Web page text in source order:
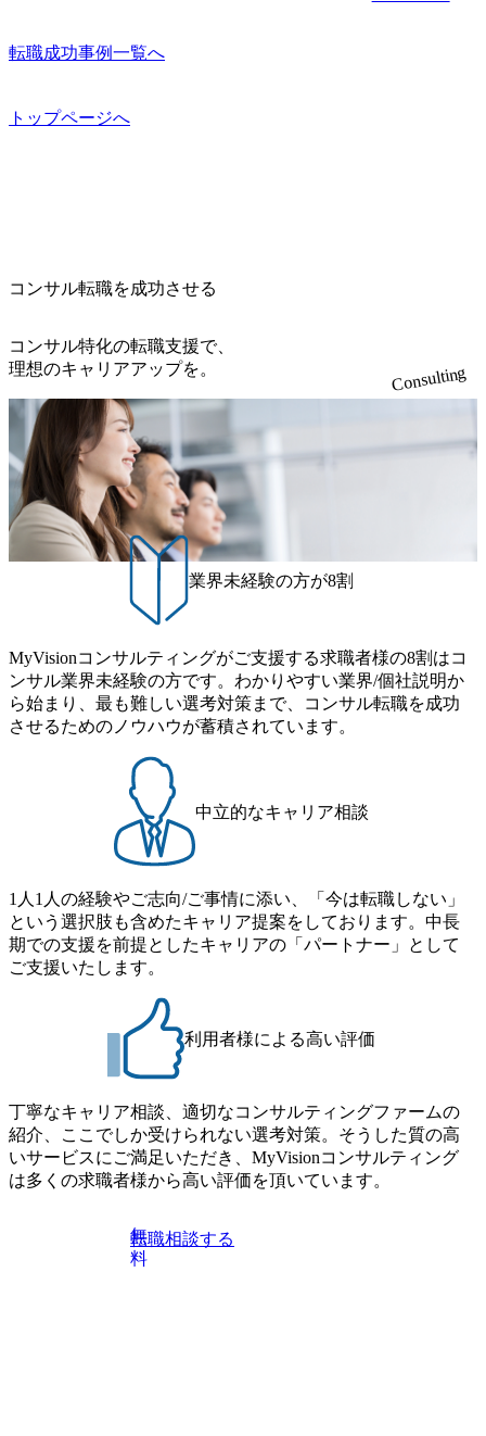
転職成功事例一覧へ
トップページへ
コンサル転職を成功させる
コンサル特化の転職支援で、
理想のキャリアアップを。
Consulting
業界未経験の方が8割
MyVisionコンサルティングがご支援する求職者様の8割はコ
ンサル業界未経験の方です。わかりやすい業界/個社説明か
ら始まり、最も難しい選考対策まで、コンサル転職を成功
させるためのノウハウが蓄積されています。
中立的なキャリア相談
1人1人の経験やご志向/ご事情に添い、「今は転職しない」
という選択肢も含めたキャリア提案をしております。中長
期での支援を前提としたキャリアの「パートナー」として
ご支援いたします。
利用者様による高い評価
丁寧なキャリア相談、適切なコンサルティングファームの
紹介、ここでしか受けられない選考対策。そうした質の高
いサービスにご満足いただき、MyVisionコンサルティング
は多くの求職者様から高い評価を頂いています。
無
料
転職相談する